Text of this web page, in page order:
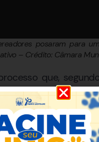
posaram para
– Crédito: Câmara
que,
isonomia e
dos
e o planejamento